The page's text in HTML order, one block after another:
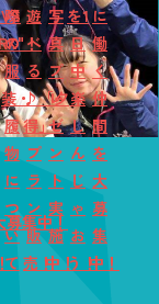
！
際
の
服
装・
履
物
に
つ
い
て
遊
べ
る
♪「夕
得」
プ
ラ
ン
販
売！
写
真
プ
レ
ゼ
ン
ト
実
施
中！
を1
日
中
楽
し
ん
じ
ゃ
お
う！
に
働
く
仲
間
を
大
募
集
中！
募集中！